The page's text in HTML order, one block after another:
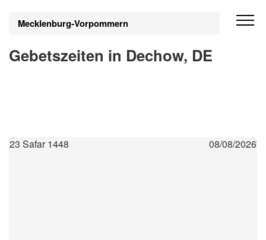
Mecklenburg-Vorpommern
Gebetszeiten in Dechow, DE
23 Safar 1448 08/08/2026